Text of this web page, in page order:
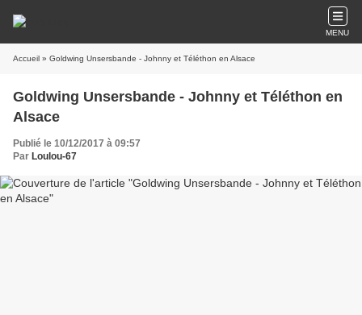
MENU
Accueil » Goldwing Unsersbande - Johnny et Téléthon en Alsace
Goldwing Unsersbande - Johnny et Téléthon en
Alsace
Publié le 10/12/2017 à 09:57
Par Loulou-67